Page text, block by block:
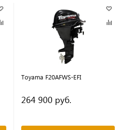
Toyama F20AFWS-EFI
264 900 руб.